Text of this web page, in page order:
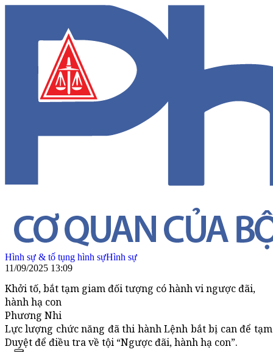
Hình sự & tố tụng hình sựHình sự
11/09/2025 13:09
Khởi tố, bắt tạm giam đối tượng có hành vi ngược đãi,
hành hạ con
Phương Nhi
Lực lượng chức năng đã thi hành Lệnh bắt bị can để
Duyệt để điều tra về tội “Ngược đãi, hành hạ con”.